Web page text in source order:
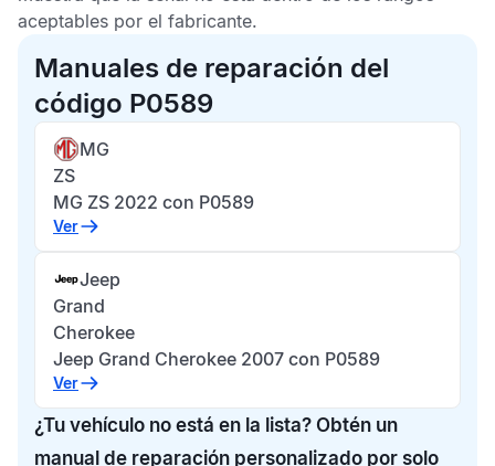
aceptables por el fabricante.
Manuales de reparación del
código P0589
MG
ZS
MG ZS 2022 con P0589
Ver
Jeep
Grand
Cherokee
Jeep Grand Cherokee 2007 con P0589
Ver
¿Tu vehículo no está en la lista? Obtén un
manual de reparación personalizado por solo